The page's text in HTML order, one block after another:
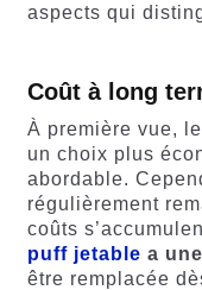
aspects qui
Coût à long
À première vue,
un choix plus
abordable.
régulièrement
coûts
puff jetable a
être remplacée